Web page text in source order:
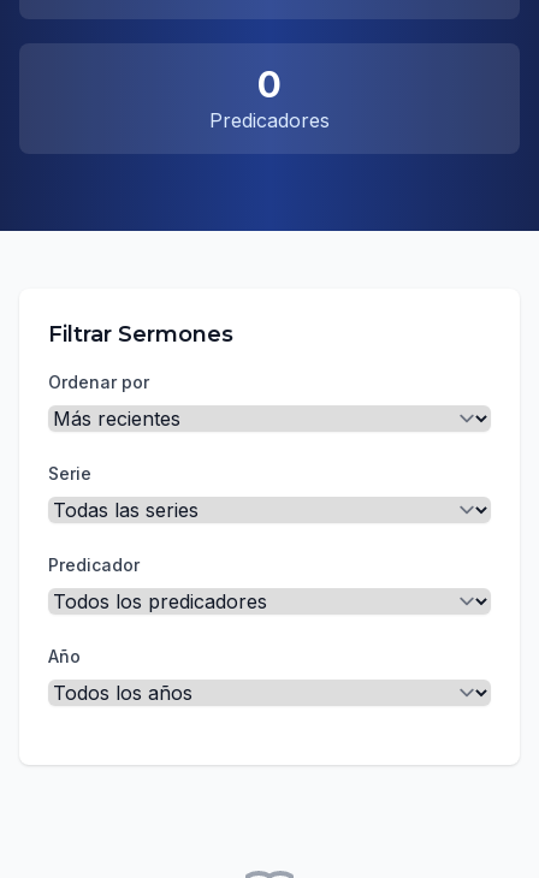
0
Predicadores
Filtrar Sermones
Ordenar por
Serie
Predicador
Año